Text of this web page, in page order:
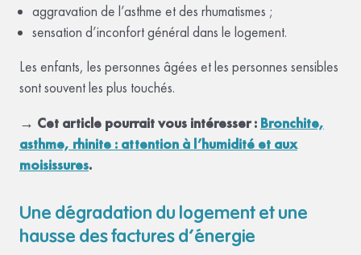
aggravation de l’asthme et des rhumatismes ;
sensation d’inconfort général dans le logement.
Les enfants, les personnes âgées et les personnes sensibles
sont souvent les plus touchés.
→ Cet article pourrait vous intéresser : Bronchite,
asthme, rhinite : attention à l’humidité et aux
moisissures.
Une dégradation du logement et une
hausse des factures d’énergie